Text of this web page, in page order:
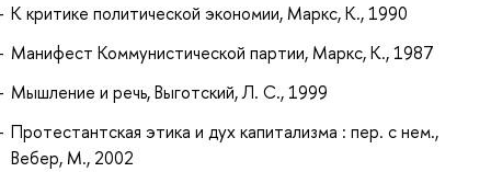
К критике политической экономии, Маркс, К., 1990
Манифест Коммунистической партии, Маркс, К., 1987
Мышление и речь, Выготский, Л. С., 1999
Протестантская этика и дух капитализма : пер. с нем.,
Вебер, М., 2002